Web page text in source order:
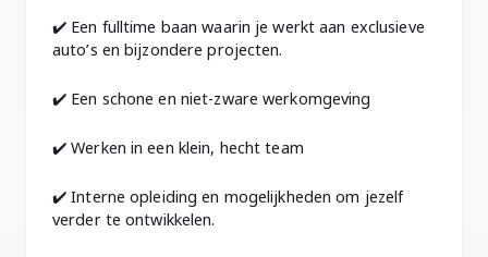
✔️ Een fulltime baan waarin je werkt aan exclusieve
auto’s en bijzondere projecten.
✔️ Een schone en niet-zware werkomgeving
✔️ Werken in een klein, hecht team
✔️ Interne opleiding en mogelijkheden om jezelf
verder te ontwikkelen.